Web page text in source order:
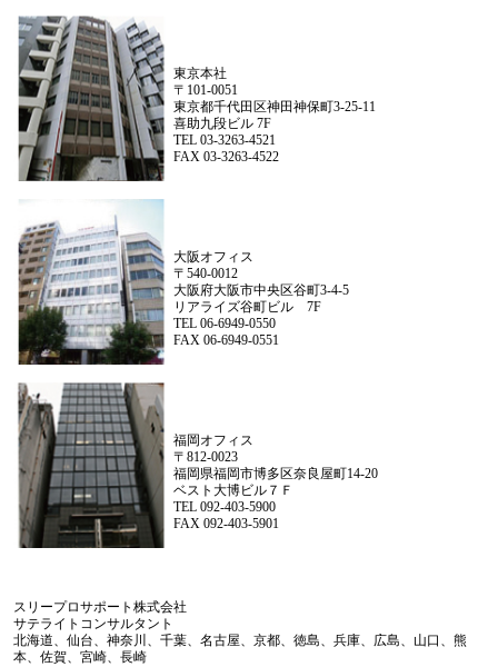
東京本社
〒101-0051
東京都千代田区神田神保町3-25-11
喜助九段ビル 7F
TEL 03-3263-4521
FAX 03-3263-4522
大阪オフィス
〒540-0012
大阪府大阪市中央区谷町3-4-5
リアライズ谷町ビル 7F
TEL 06-6949-0550
FAX 06-6949-0551
福岡オフィス
〒812-0023
福岡県福岡市博多区奈良屋町14-20
ベスト大博ビル７Ｆ
TEL 092-403-5900
FAX 092-403-5901
スリープロサポート株式会社
サテライトコンサルタント
北海道、仙台、神奈川、千葉、名古屋、京都、徳島、兵庫、広島、山口、熊
本、佐賀、宮崎、長崎